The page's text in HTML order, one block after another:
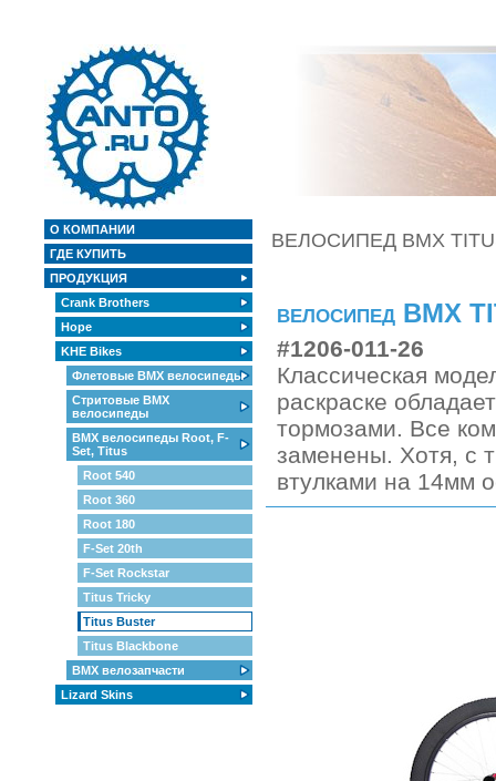
О КОМПАНИИ
ГДЕ КУПИТЬ
ПРОДУКЦИЯ
Crank Brothers
Hope
KHE Bikes
Флетовые BMX велосипеды
Стритовые BMX
велосипеды
BMX велосипеды Root, F-
Set, Titus
Root 540
Root 360
Root 180
F-Set 20th
F-Set Rockstar
Titus Tricky
Titus Buster
Titus Blackbone
BMX велозапчасти
Lizard Skins
ВЕЛОСИПЕД BMX
велосипед BMX
#1206-011-26
Классическая
раскраске
тормозами. Все
заменены. Хотя, с
втулками на 14мм